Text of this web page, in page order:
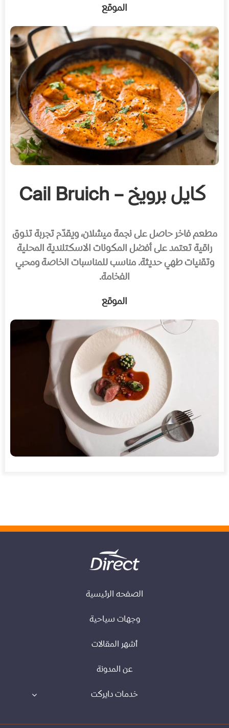
الموقع
كايل برويخ – Cail Bruich
مطعم فاخر حاصل على نجمة ميشلان، ويقدّم تجربة تذوق
راقية تعتمد على أفضل المكونات الاسكتلندية المحلية
وتقنيات طهي حديثة. مناسب للمناسبات الخاصة ومحبي
الفخامة.
الموقع
الصفحه الرئيسية
وجهات سياحية
أشهر المقالات
عن المدونة
خدمات دايركت